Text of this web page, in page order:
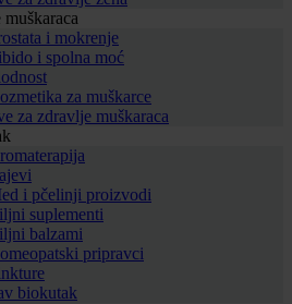
i mokrenje
i spolna moć
za muškarce
za zdravlje muškaraca
i pčelinji proizvodi
suplementi
balzami
pripravci
biokutak